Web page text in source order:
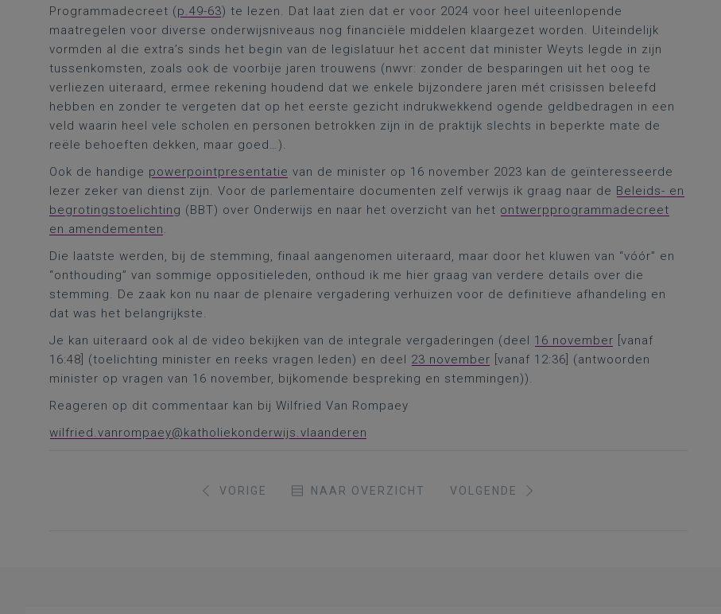
Programmadecreet (p.49-63) te lezen. Dat laat zien dat er voor 2024 voor heel uiteenlopende
maatregelen voor diverse onderwijsniveaus nog financiële middelen klaargezet worden. Uiteindelijk
vormden al die extra’s sinds het begin van de legislatuur het accent dat minister Weyts legde in zijn
tussenkomsten, zoals ook de voorbije jaren trouwens (nwvr: zonder de besparingen uit het oog te
verliezen uiteraard, ermee rekening houdend dat we enkele bijzondere jaren mét crisissen beleefd
hebben en zonder te vergeten dat op het eerste gezicht indrukwekkend ogende geldbedragen in een
veld waarin heel vele scholen en personen betrokken zijn in de praktijk slechts in beperkte mate de
reële behoeften dekken, maar goed…).
Ook de handige powerpointpresentatie van de minister op 16 november 2023 kan de geïnteresseerde
lezer zeker van dienst zijn. Voor de parlementaire documenten zelf verwijs ik graag naar de Beleids- en
begrotingstoelichting (BBT) over Onderwijs en naar het overzicht van het ontwerpprogrammadecreet
en amendementen.
Die laatste werden, bij de stemming, finaal aangenomen uiteraard, maar door het kluwen van “vóór” en
“onthouding” van sommige oppositieleden, onthoud ik me hier graag van verdere details over die
stemming. De zaak kon nu naar de plenaire vergadering verhuizen voor de definitieve afhandeling en
dat was het belangrijkste.
Je kan uiteraard ook al de video bekijken van de integrale vergaderingen (deel 16 november [vanaf
16:48] (toelichting minister en reeks vragen leden) en deel 23 november [vanaf 12:36] (antwoorden
minister op vragen van 16 november, bijkomende bespreking en stemmingen)).
Reageren op dit commentaar kan bij Wilfried Van Rompaey
wilfried.vanrompaey@katholiekonderwijs.vlaanderen
VORIGE NAAR OVERZICHT VOLGENDE